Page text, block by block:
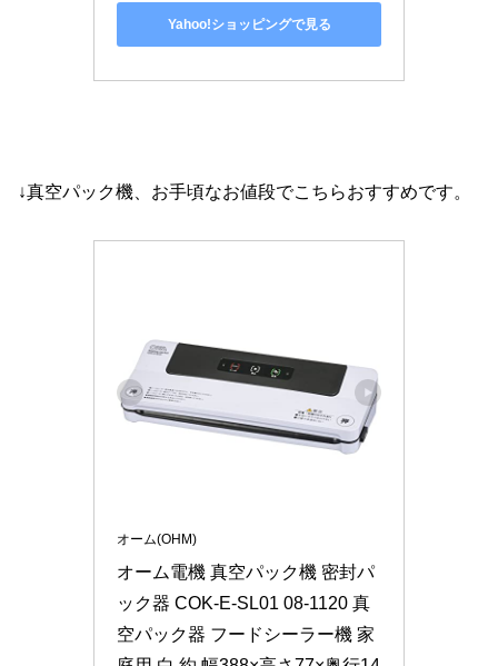
Yahoo!ショッピングで見る
↓真空パック機、お手頃なお値段でこちらおすすめです。
オーム(OHM)
オーム電機 真空パック機 密封パ
ック器 COK-E-SL01 08-1120 真
空パック器 フードシーラー機 家